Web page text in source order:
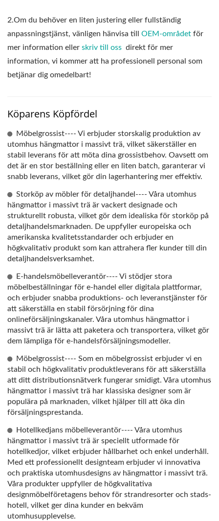
2.Om du behöver en liten justering eller fullständig
anpassningstjänst, vänligen hänvisa till OEM-området för
mer information eller skriv till oss direkt för mer
information, vi kommer att ha professionell personal som
betjänar dig omedelbart!
Köparens Köpfördel
Möbelgrossist---- Vi erbjuder storskalig produktion av
utomhus hängmattor i massivt trä, vilket säkerställer en
stabil leverans för att möta dina grossistbehov. Oavsett om
det är en stor beställning eller en liten batch, garanterar vi
snabb leverans, vilket gör din lagerhantering mer effektiv.
Storköp av möbler för detaljhandel---- Våra utomhus
hängmattor i massivt trä är vackert designade och
strukturellt robusta, vilket gör dem idealiska för storköp på
detaljhandelsmarknaden. De uppfyller europeiska och
amerikanska kvalitetsstandarder och erbjuder en
högkvalitativ produkt som kan attrahera fler kunder till din
detaljhandelsverksamhet.
E-handelsmöbelleverantör---- Vi stödjer stora
möbelbeställningar för e-handel eller digitala plattformar,
och erbjuder snabba produktions- och leveranstjänster för
att säkerställa en stabil försörjning för dina
onlineförsäljningskanaler. Våra utomhus hängmattor i
massivt trä är lätta att paketera och transportera, vilket gör
dem lämpliga för e-handelsförsäljningsmodeller.
Möbelgrossist---- Som en möbelgrossist erbjuder vi en
stabil och högkvalitativ produktleverans för att säkerställa
att ditt distributionsnätverk fungerar smidigt. Våra utomhus
hängmattor i massivt trä har klassiska designer som är
populära på marknaden, vilket hjälper till att öka din
försäljningsprestanda.
Hotellkedjans möbelleverantör---- Våra utomhus
hängmattor i massivt trä är speciellt utformade för
hotellkedjor, vilket erbjuder hållbarhet och enkel underhåll.
Med ett professionellt designteam erbjuder vi innovativa
och praktiska utomhusdesigns av hängmattor i massivt trä.
Våra produkter uppfyller de högkvalitativa
designmöbelföretagens behov för strandresorter och stads-
hotell, vilket ger dina kunder en bekväm
utomhusupplevelse.